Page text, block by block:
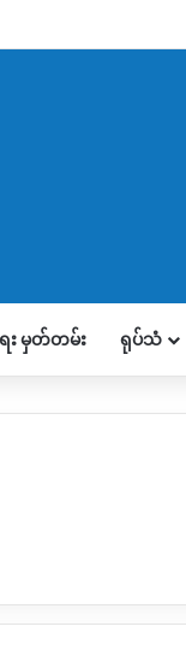
မှတ်တမ်း ရုပ်သံ